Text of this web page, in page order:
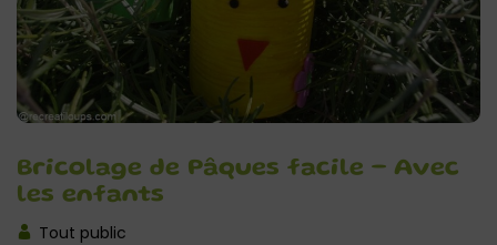
Bricolage de Pâques facile – Avec
les enfants
Tout public